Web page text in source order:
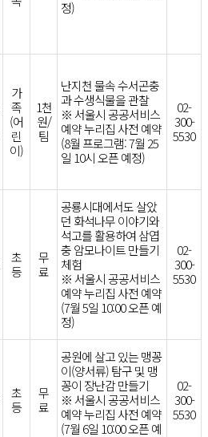
정)
가
족
(어
린
이)
1천
원/
팀
난지천 물속 수서곤충
과 수생식물을 관찰
※ 서울시 공공서비스
예약 누리집 사전 예약
(8월 프로그램: 7월 25
일 10시 오픈 예정)
02-
300-
5530
초
등
무
료
공룡시대에서도 살았
던 화석나무 이야기와
석고를 활용하여 삼엽
충 암모나이트 만들기
체험
※ 서울시 공공서비스
예약 누리집 사전 예약
(7월 5일 10:00 오픈 예
정)
02-
300-
5530
초
등
무
료
공원에 살고 있는 맹꽁
이(양서류) 탐구 및 맹
꽁이 장난감 만들기
※ 서울시 공공서비스
예약 누리집 사전 예약
(7월 6일 10:00 오픈 예
02-
300-
5530